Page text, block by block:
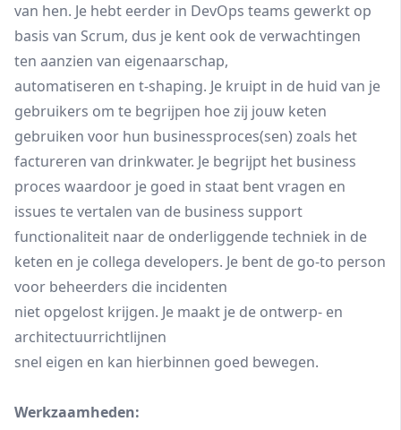
van hen. Je hebt eerder in DevOps teams gewerkt op
basis van Scrum, dus je kent ook de verwachtingen
ten aanzien van eigenaarschap,
automatiseren en t-shaping. Je kruipt in de huid van je
gebruikers om te begrijpen hoe zij jouw keten
gebruiken voor hun businessproces(sen) zoals het
factureren van drinkwater. Je begrijpt het business
proces waardoor je goed in staat bent vragen en
issues te vertalen van de business support
functionaliteit naar de onderliggende techniek in de
keten en je collega developers. Je bent de go-to person
voor beheerders die incidenten
niet opgelost krijgen. Je maakt je de ontwerp- en
architectuurrichtlijnen
snel eigen en kan hierbinnen goed bewegen.
Werkzaamheden: